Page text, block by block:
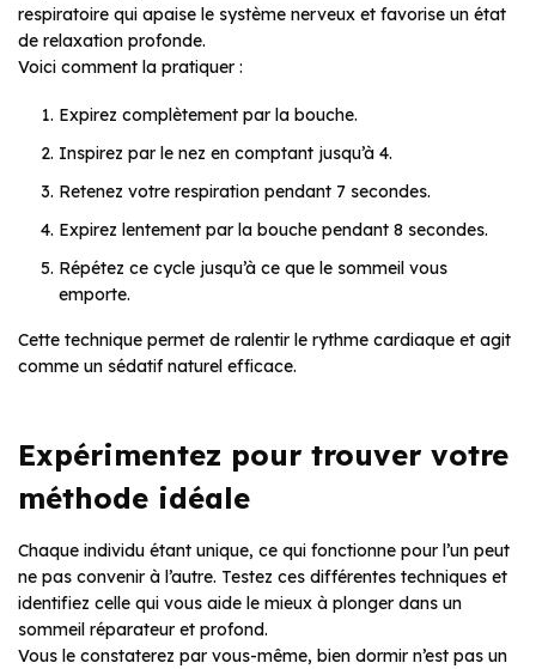
respiratoire qui apaise le système nerveux et favorise un état
de relaxation profonde.
Voici comment la pratiquer :
Expirez complètement par la bouche.
Inspirez par le nez en comptant jusqu’à 4.
Retenez votre respiration pendant 7 secondes.
Expirez lentement par la bouche pendant 8 secondes.
Répétez ce cycle jusqu’à ce que le sommeil vous
emporte.
Cette technique permet de ralentir le rythme cardiaque et agit
comme un sédatif naturel efficace.
Expérimentez pour trouver votre
méthode idéale
Chaque individu étant unique, ce qui fonctionne pour l’un peut
ne pas convenir à l’autre. Testez ces différentes techniques et
identifiez celle qui vous aide le mieux à plonger dans un
sommeil réparateur et profond.
Vous le constaterez par vous-même, bien dormir n’est pas un